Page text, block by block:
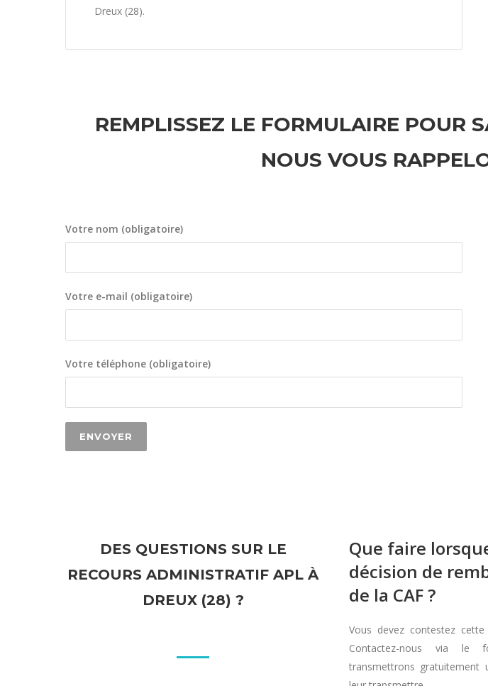
Dreux (28).
REMPLISSEZ LE FORMULAIRE POUR
NOUS VOUS
Votre nom (obligatoire)
Votre e-mail (obligatoire)
Votre téléphone (obligatoire)
DES QUESTIONS SUR LE
RECOURS ADMINISTRATIF APL À
DREUX (28) ?
Que faire
décision de
de la CAF ?
Vous devez contestez
Contactez-nous via le
transmettrons gratuitement